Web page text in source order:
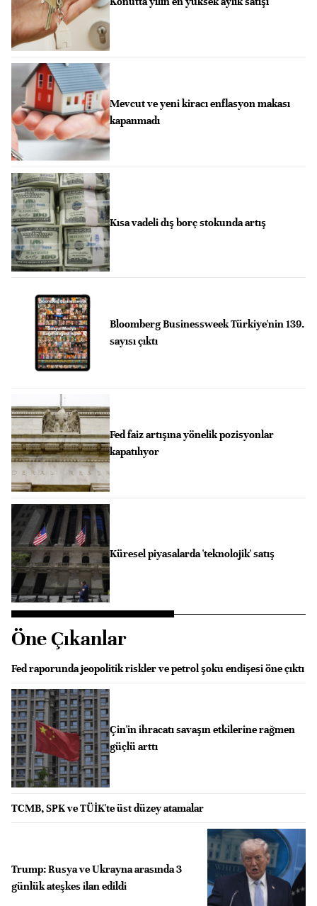
Mevcut ve yeni kiracı enflasyon makası
kapanmadı
Kısa vadeli dış borç stokunda artış
Bloomberg Businessweek Türkiye'nin 139.
sayısı çıktı
Fed faiz artışına yönelik pozisyonlar
kapatılıyor
Küresel piyasalarda 'teknolojik' satış
Öne Çıkanlar
Fed raporunda jeopolitik riskler ve petrol şoku endişesi öne çıktı
Çin'in ihracatı savaşın etkilerine rağmen
güçlü arttı
TCMB, SPK ve TÜİK'te üst düzey atamalar
Trump: Rusya ve Ukrayna arasında 3
günlük ateşkes ilan edildi